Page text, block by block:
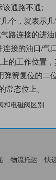
通路不通;
个，就表示几
路连接的进
接的油口/
的工作位置
弹簧复位的二
态位上。
和电磁阀区别
物流托运 快